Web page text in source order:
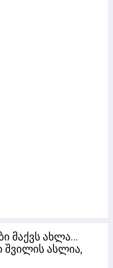
მაქვს ახლა...
ასლია,